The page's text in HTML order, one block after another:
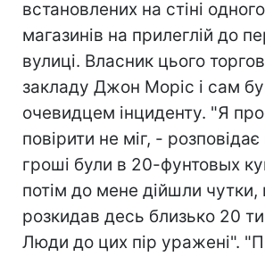
встановлених на стіні
магазинів на прилеглій до
вулиці. Власник цього
закладу Джон Моріс і сам
очевидцем інциденту. "Я
повірити не міг, - розповідає
гроші були в 20-фунтовых
потім до мене дійшли чутки,
розкидав десь близько 20
Люди до цих пір уражені".